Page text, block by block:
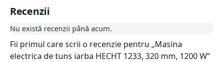
Recenzii
Nu există recenzii până acum.
Fii primul care scrii o recenzie pentru „Masina
electrica de tuns iarba HECHT 1233, 320 mm, 1200 W”